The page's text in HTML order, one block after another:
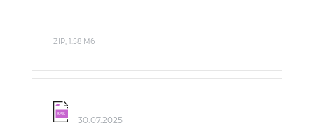
Противодействие легализации преступных
Контактная информация
ZIP, 1.58 Мб
30.07.2025